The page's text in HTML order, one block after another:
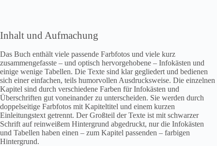
Inhalt und Aufmachung
Das Buch enthält viele passende Farbfotos und viele kurz
zusammengefasste – und optisch hervorgehobene – Infokästen und
einige wenige Tabellen. Die Texte sind klar gegliedert und bedienen
sich einer einfachen, teils humorvollen Ausdrucksweise. Die einzelnen
Kapitel sind durch verschiedene Farben für Infokästen und
Überschriften gut voneinander zu unterscheiden. Sie werden durch
doppelseitige Farbfotos mit Kapiteltitel und einem kurzen
Einleitungstext getrennt. Der Großteil der Texte ist mit schwarzer
Schrift auf reinweißem Hintergrund abgedruckt, nur die Infokästen
und Tabellen haben einen – zum Kapitel passenden – farbigen
Hintergrund.